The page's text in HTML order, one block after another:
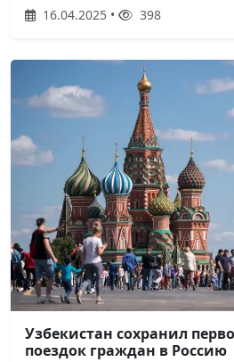
16.04.2025 • 398
Узбекистан сохранил
поездок граждан в Россию